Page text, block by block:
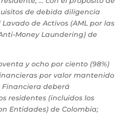
de debida diligencia
de Activos (AML por las
Money Laundering) de
y ocho por ciento (98%)
por valor mantenido
deberá
residentes (incluidos los
Entidades) de Colombia;